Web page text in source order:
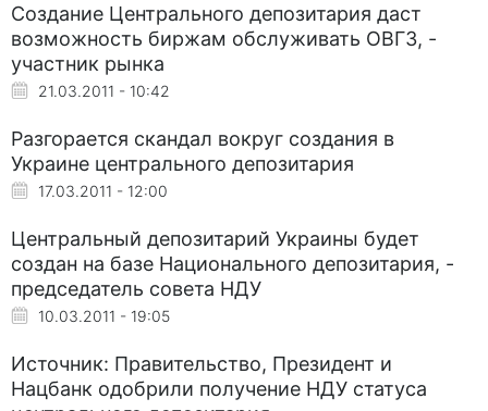
Создание Центрального депозитария даст
возможность биржам обслуживать ОВГЗ, -
участник рынка
21.03.2011 - 10:42
Разгорается скандал вокруг создания в
Украине центрального депозитария
17.03.2011 - 12:00
Центральный депозитарий Украины будет
создан на базе Национального депозитария, -
председатель совета НДУ
10.03.2011 - 19:05
Источник: Правительство, Президент и
Нацбанк одобрили получение НДУ статуса